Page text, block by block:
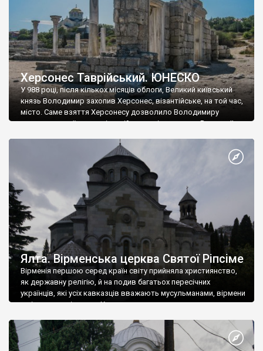
Херсонес Таврійський. ЮНЕСКО
У 988 році, після кількох місяців облоги, Великий київський
князь Володимир захопив Херсонес, візантійське, на той час,
місто. Саме взяття Херсонесу дозволило Володимиру
диктувати свої умови візантійському імператору Василю ІІ, та
Херсонесі Володимир-язичник, став Василем-християнином.
А потім було Хрещення Русі. На честь Херсонесу Таврійського
Ялта. Вірменська церква Святої Ріпсіме
Вірменія першою серед країн світу прийняла християнство,
як державну релігію, й на подив багатьох пересічних
українців, які усіх кавказців вважають мусульманами, вірмени
є відданими вірянами Христа